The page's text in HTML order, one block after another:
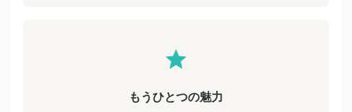
もうひとつの魅力